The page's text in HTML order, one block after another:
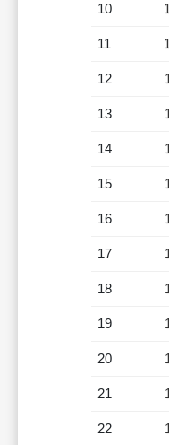
10
11
12
13
14
15
16
17
18
19
20
21
22